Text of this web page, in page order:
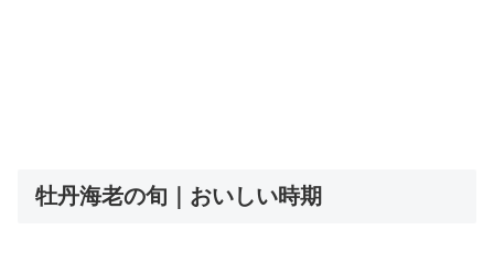
牡丹海老の旬｜おいしい時期